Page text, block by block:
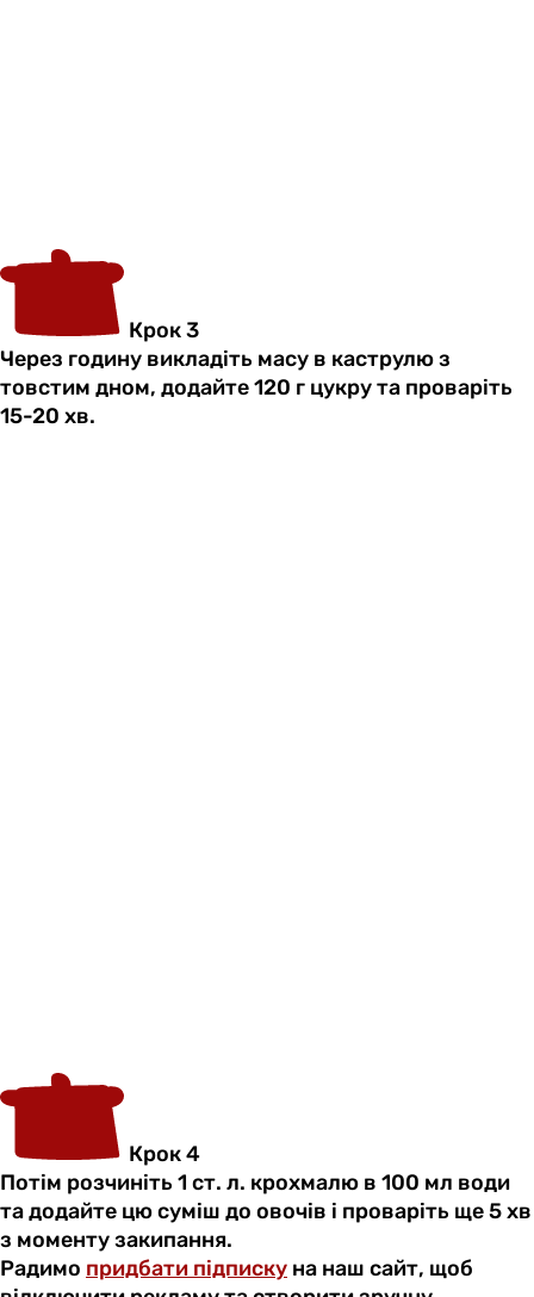
Крок 3
Через годину викладіть масу в каструлю з
товстим дном, додайте 120 г цукру та проваріть
15-20 хв.
Крок 4
Потім розчиніть 1 ст. л. крохмалю в 100 мл води
та додайте цю суміш до овочів і проваріть ще 5 хв
з моменту закипання.
Радимо придбати підписку на наш сайт, щоб